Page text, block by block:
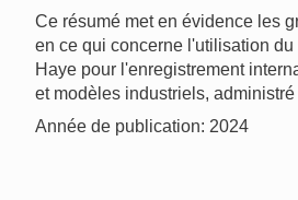
Ce résumé met en évidence les
en ce qui concerne l'utilisation du
Haye pour l'enregistrement
et modèles industriels, administré
Année de publication: 2024